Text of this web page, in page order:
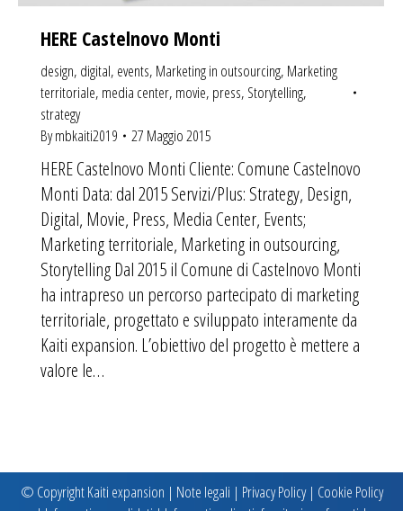
HERE Castelnovo Monti
design, digital, events, Marketing in outsourcing, Marketing
territoriale, media center, movie, press, Storytelling,
strategy
Bymbkaiti2019 27 Maggio 2015
HERE Castelnovo Monti Cliente: Comune Castelnovo
Monti Data: dal 2015 Servizi/Plus: Strategy, Design,
Digital, Movie, Press, Media Center, Events;
Marketing territoriale, Marketing in outsourcing,
Storytelling Dal 2015 il Comune di Castelnovo Monti
ha intrapreso un percorso partecipato di marketing
territoriale, progettato e sviluppato interamente da
Kaiti expansion. L’obiettivo del progetto è mettere a
valore le…
© Copyright Kaiti expansion | Note legali | Privacy Policy| Cookie Policy